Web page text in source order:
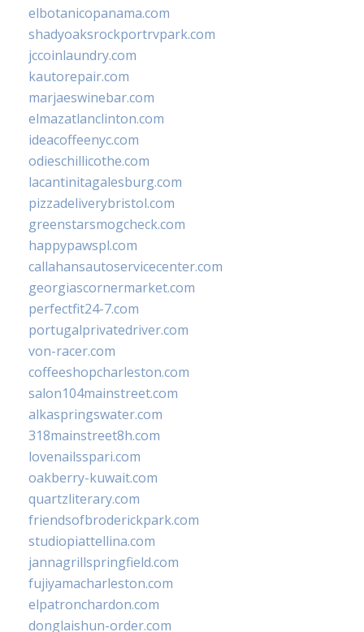
elbotanicopanama.com
shadyoaksrockportrvpark.com
jccoinlaundry.com
kautorepair.com
marjaeswinebar.com
elmazatlanclinton.com
ideacoffeenyc.com
odieschillicothe.com
lacantinitagalesburg.com
pizzadeliverybristol.com
greenstarsmogcheck.com
happypawspl.com
callahansautoservicecenter.com
georgiascornermarket.com
perfectfit24-7.com
portugalprivatedriver.com
von-racer.com
coffeeshopcharleston.com
salon104mainstreet.com
alkaspringswater.com
318mainstreet8h.com
lovenailsspari.com
oakberry-kuwait.com
quartzliterary.com
friendsofbroderickpark.com
studiopiattellina.com
jannagrillspringfield.com
fujiyamacharleston.com
elpatronchardon.com
donglaishun-order.com